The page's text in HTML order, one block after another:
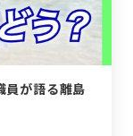
員が語る離島